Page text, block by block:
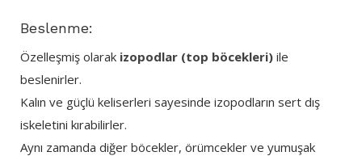
Beslenme:
Özelleşmiş olarak izopodlar (top böcekleri) ile
beslenirler.
Kalın ve güçlü keliserleri sayesinde izopodların sert dış
iskeletini kırabilirler.
Aynı zamanda diğer böcekler, örümcekler ve yumuşak